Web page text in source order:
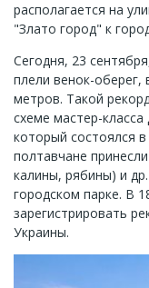
располагается на
"Злато город" к
Сегодня, 23
плели венок-оберег,
метров. Такой
схеме мастер-
который состоялся
полтавчане
калины, рябины) и
городском парке. В
зарегистрировать
Украины.